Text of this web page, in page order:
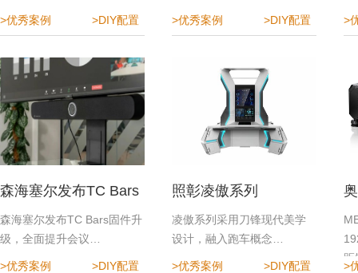
>优秀案例 >DIY配置 >优秀案例 >DIY配置 >
森海塞尔发布TC Bars
固件升级，全面提升会
议体验
森海塞尔发布TC Bars固件升
级，全面提升会议…
>优秀案例 >DIY配置
照彰凌傲系列
凌傲系列采用刀锋现代美学
设计，融入跑车概念…
>优秀案例 >DIY配置 >